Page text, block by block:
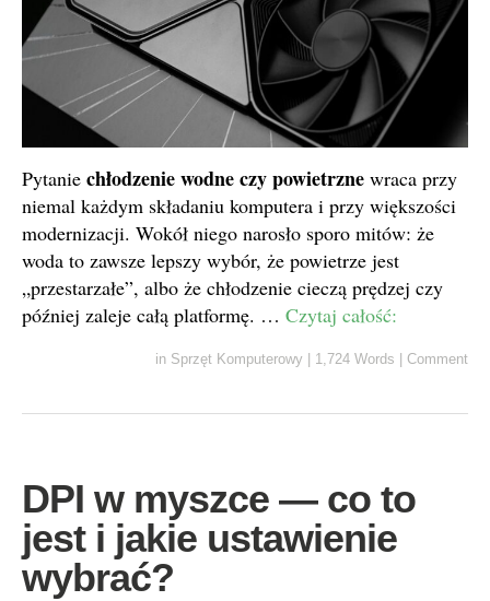
Pytanie chłodzenie wodne czy powietrzne wraca przy
niemal każdym składaniu komputera i przy większości
modernizacji. Wokół niego narosło sporo mitów: że
woda to zawsze lepszy wybór, że powietrze jest
„przestarzałe”, albo że chłodzenie cieczą prędzej czy
później zaleje całą platformę. … Czytaj całość:
in Sprzęt Komputerowy | 1,724 Words | Comment
DPI w myszce — co to
jest i jakie ustawienie
wybrać?